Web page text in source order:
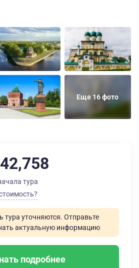
Еще 16 фото
тура
тура уточняются. Отправьте
актуальную информацию
подробнее